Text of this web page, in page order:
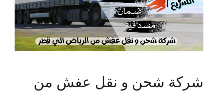
شركة شحن و نقل عفش من